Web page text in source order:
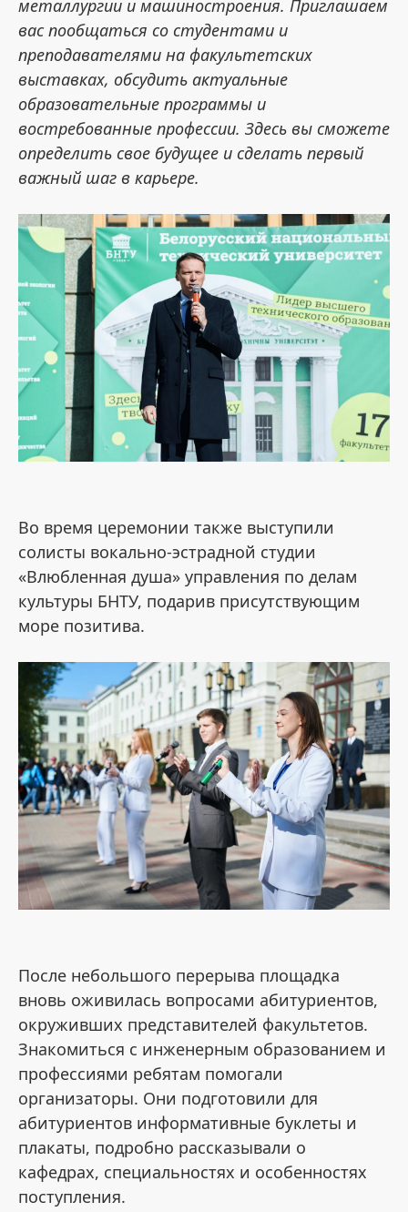
металлургии и машиностроения. Приглашаем
вас пообщаться со студентами и
преподавателями на факультетских
выставках, обсудить актуальные
образовательные программы и
востребованные профессии. Здесь вы сможете
определить свое будущее и сделать первый
важный шаг в карьере.
Во время церемонии также выступили
солисты вокально-эстрадной студии
«Влюбленная душа» управления по делам
культуры БНТУ, подарив присутствующим
море позитива.
После небольшого перерыва площадка
вновь оживилась вопросами абитуриентов,
окруживших представителей факультетов.
Знакомиться с инженерным образованием и
профессиями ребятам помогали
организаторы. Они подготовили для
абитуриентов информативные буклеты и
плакаты, подробно рассказывали о
кафедрах, специальностях и особенностях
поступления.